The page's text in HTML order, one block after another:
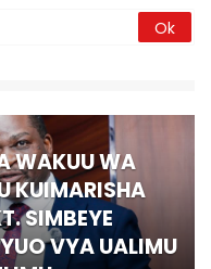
WAKUU WA
KUIMARISHA
SIMBEYE
VYA UALIMU